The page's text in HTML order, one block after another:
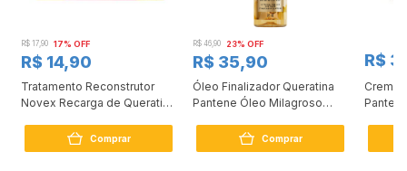
R$ 17,90 17% OFF
R$ 14,90
Tratamento Reconstrutor
Novex Recarga de Queratina
Comprar
R$ 46,90 23% OFF
R$ 35,90
Óleo Finalizador Queratina
Pantene Óleo Milagroso
Comprar
R$
Creme